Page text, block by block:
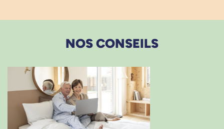
Convient parfaitement à son usage.
21/08/2014
très confortable
A. Anonymous
NOS CONSEILS